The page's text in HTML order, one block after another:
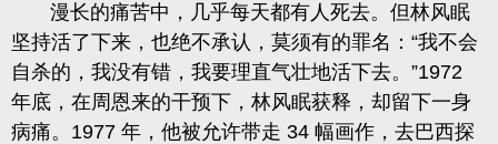
漫长的痛苦中，几乎每天都有人死去。但林风眠
坚持活了下来，也绝不承认，莫须有的罪名：“我不会
自杀的，我没有错，我要理直气壮地活下去。”1972
年底，在周恩来的干预下，林风眠获释，却留下一身
病痛。1977 年，他被允许带走 34 幅画作，去巴西探